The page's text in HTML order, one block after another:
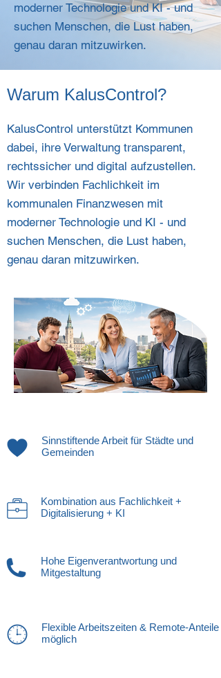
moderner Technologie und KI - und
suchen Menschen, die Lust haben,
genau daran mitzuwirken.
Warum KalusControl?
KalusControl unterstützt Kommunen
dabei, ihre Verwaltung transparent,
rechtssicher und digital aufzustellen.
Wir verbinden Fachlichkeit im
kommunalen Finanzwesen mit
moderner Technologie und KI - und
suchen Menschen, die Lust haben,
genau daran mitzuwirken.
Sinnstiftende Arbeit für Städte und
Gemeinden
Kombination aus Fachlichkeit +
Digitalisierung + KI
Hohe Eigenverantwortung und
Mitgestaltung
Flexible Arbeitszeiten & Remote-Anteile
möglich